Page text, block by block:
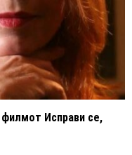
Исправи се,